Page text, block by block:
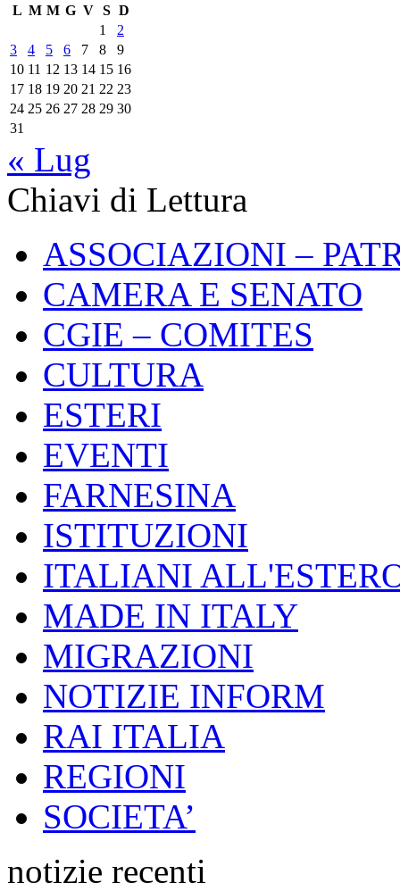
L M M G V S D
1
2
3
4 5 6 7 8
9
10 11 12 13 14 15 16
17 18 19 20 21 22 23
24 25 26 27 28 29 30
31
« Lug
Chiavi di Lettura
ASSOCIAZIONI –
CAMERA E SENATO
CGIE – COMITES
CULTURA
ESTERI
EVENTI
FARNESINA
ISTITUZIONI
ITALIANI
MADE IN ITALY
MIGRAZIONI
NOTIZIE INFORM
RAI ITALIA
REGIONI
SOCIETA’
notizie recenti